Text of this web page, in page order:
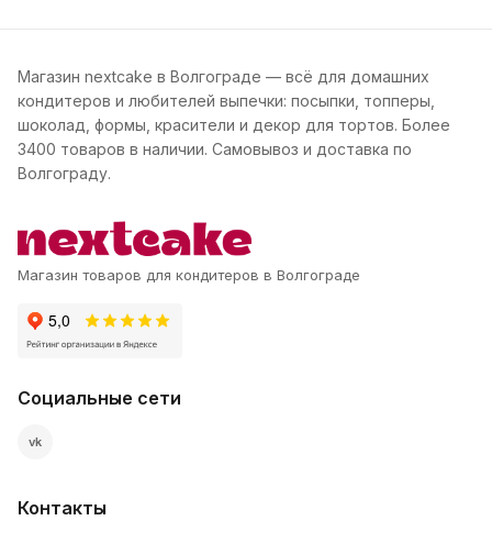
Магазин nextcake в Волгограде — всё для домашних
кондитеров и любителей выпечки: посыпки, топперы,
шоколад, формы, красители и декор для тортов. Более
3400 товаров в наличии. Самовывоз и доставка по
Волгограду.
Магазин товаров для кондитеров в Волгограде
Социальные сети
vk
Контакты